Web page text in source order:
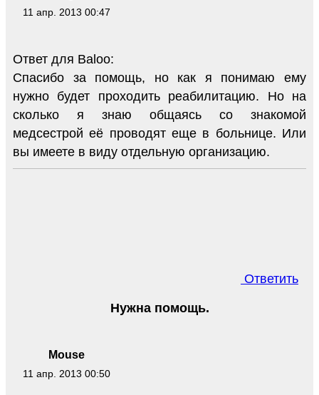
11 апр. 2013 00:47
Ответ для Baloo:
Спасибо за помощь, но как я понимаю ему
нужно будет проходить реабилитацию. Но на
сколько я знаю общаясь со знакомой
медсестрой её проводят еще в больнице. Или
вы имеете в виду отдельную организацию.
Ответить
Mouse
11 апр. 2013 00:50
Нужна помощь.